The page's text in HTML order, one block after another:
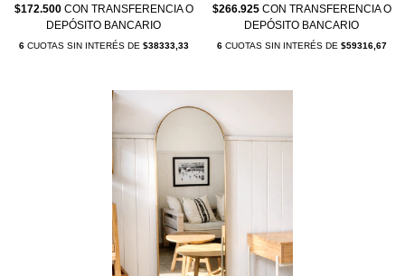
$172.500 CON TRANSFERENCIA O
DEPÓSITO BANCARIO
6CUOTAS SIN INTERÉS DE $38333,33
$266.925 CON TRANSFERENCIA O
DEPÓSITO BANCARIO
6CUOTAS SIN INTERÉS DE $59316,67